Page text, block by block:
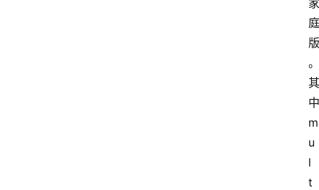
家
庭
版
。
其
中
m
u
l
t